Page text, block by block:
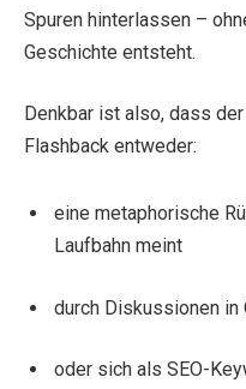
Spuren hinterlassen –
Geschichte entsteht.
Denkbar ist also, dass
Flashback entweder:
eine metaphorische
Laufbahn meint
durch Diskussionen
oder sich als SEO-